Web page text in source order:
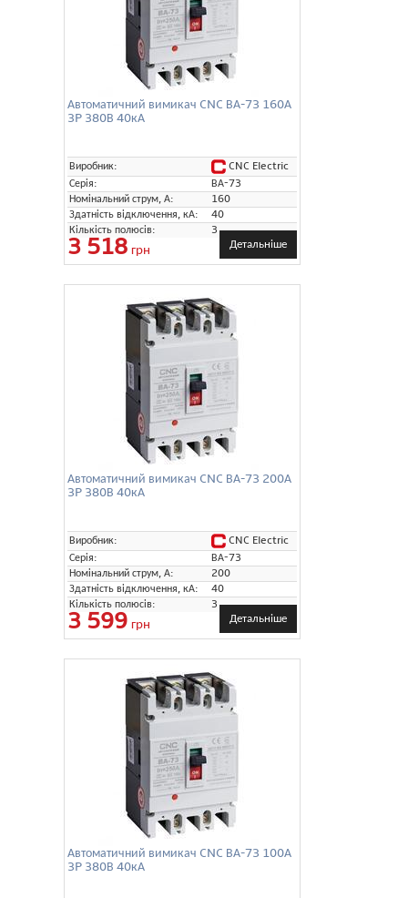
Автоматичний вимикач CNC ВА-73 160А
3P 380В 40кА
Виробник:
CNC Electric
Серія:
ВА-73
Номінальний струм, А:
160
Здатність відключення, кА:
40
Кількість полюсів:
3
3 518 грн Детальніше
Автоматичний вимикач CNC ВА-73 200А
3P 380В 40кА
Виробник:
CNC Electric
Серія:
ВА-73
Номінальний струм, А:
200
Здатність відключення, кА:
40
Кількість полюсів:
3
3 599 грн Детальніше
Автоматичний вимикач CNC ВА-73 100А
3P 380В 40кА